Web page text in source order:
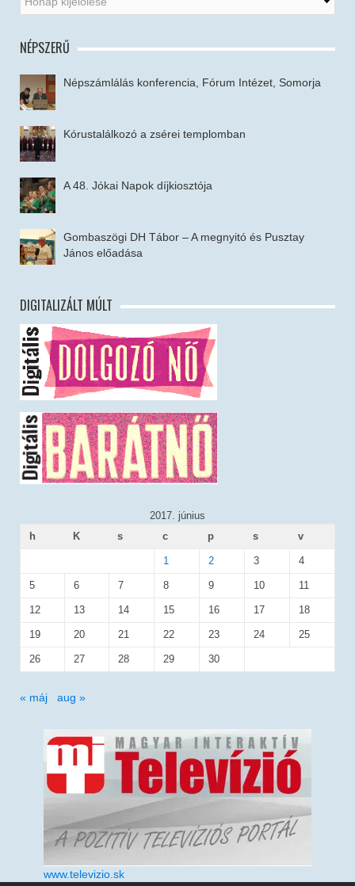
NÉPSZERŰ
Népszámlálás konferencia, Fórum Intézet, Somorja
Kórustalálkozó a zsérei templomban
A 48. Jókai Napok díjkiosztója
Gombaszögi DH Tábor – A megnyitó és Pusztay
János előadása
DIGITALIZÁLT MÚLT
2017. június
h
K s c p s v
1 2 3 4
5 6 7 8 9 10 11
12 13 14 15 16 17 18
19 20 21 22 23 24 25
26 27 28 29 30
« máj aug »
www.televizio.sk